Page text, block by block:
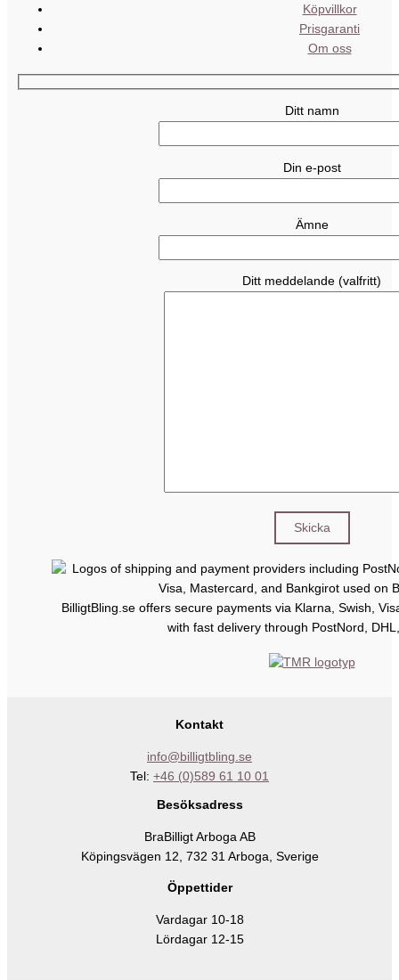
Köpvillkor
Prisgaranti
Om oss
Ditt namn
Din e-post
Ämne
Ditt meddelande (valfritt)
BilligtBling.se offers secure payments via Klarna, Swish,
with fast delivery through PostNord,
Kontakt
info@billigtbling.se
Tel: +46 (0)589 61 10 01
Besöksadress
BraBilligt Arboga AB
Köpingsvägen 12, 732 31 Arboga, Sverige
Öppettider
Vardagar 10-18
Lördagar 12-15